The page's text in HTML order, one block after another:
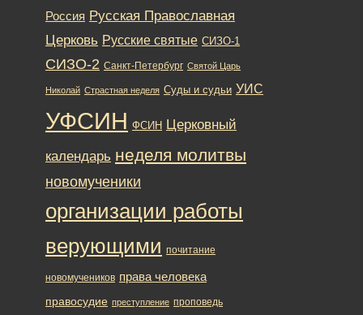
Россия Русская Православная
Церковь Русские святые СИЗО-1
СИЗО-2 Санкт-Петербург Святой Царь
Николай Страстная неделя Суды и судьи УИС
УФСИН ФСИН Церковный
календарь неделя молитвы
новомученики
организации работы
верующими почитание
новомучеников права человека
правосудие преступление проповедь